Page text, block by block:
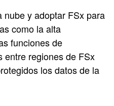
nube y adoptar FSx para
como la alta
funciones de
entre regiones de FSx
los datos de la